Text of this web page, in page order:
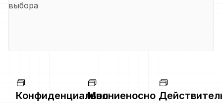
выбора
КонфиденциальноМолниеносно